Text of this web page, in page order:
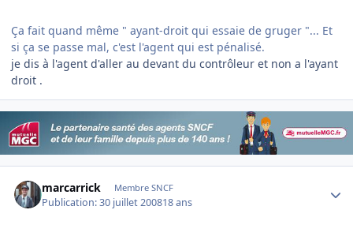
Ça fait quand même " ayant-droit qui essaie de gruger "... Et
si ça se passe mal, c'est l'agent qui est pénalisé.
je dis à l'agent d'aller au devant du contrôleur et non a l'ayant
droit .
marcarrick Membre SNCF
Publication:30 juillet 200818 ans